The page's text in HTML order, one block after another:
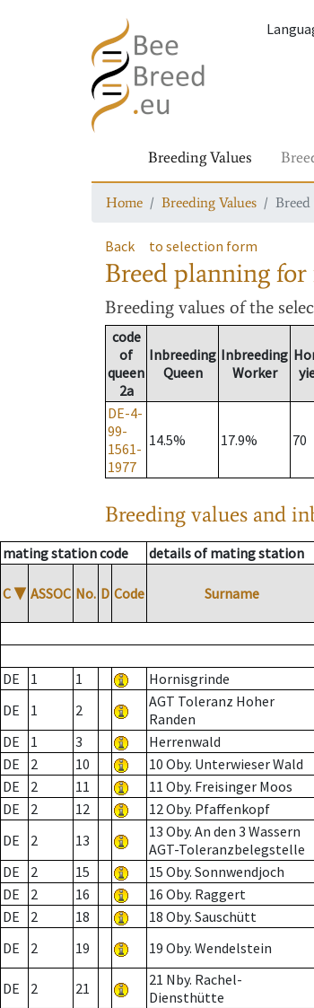
Breeding Values
Home Breeding Values
Back to selection form
Breed planning
Breeding values of the
code
of
queen
2a
Inbreeding
Queen
Inbreeding
Worker
DE-4-
99-
1561-
1977
14.5% 17.9% 70
Breeding values and
mating station code details of mating station
C ▼ ASSOC No. D Code Surname
DE
1 1 Hornisgrinde
DE
1 2
AGT Toleranz Hoher
Randen
DE
1 3 Herrenwald
DE
2 10 10 Oby. Unterwieser Wald
DE
2 11 11 Oby. Freisinger Moos
DE
2 12 12 Oby. Pfaffenkopf
DE
2 13
13 Oby. An den 3 Wassern
AGT-Toleranzbelegstelle
DE
2 15 15 Oby. Sonnwendjoch
DE
2 16 16 Oby. Raggert
DE
2 18 18 Oby. Sauschütt
DE
2 19 19 Oby. Wendelstein
DE 2 21
21 Nby. Rachel-
Diensthütte